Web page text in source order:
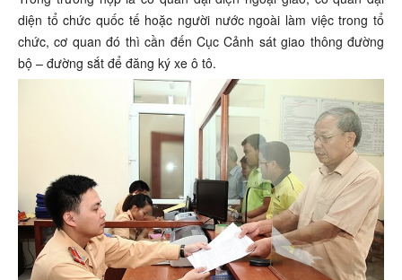
diện tổ chức quốc tế hoặc người nước ngoài làm việc trong tổ
chức, cơ quan đó thì cần đến Cục Cảnh sát giao thông đường
bộ – đường sắt để đăng ký xe ô tô.